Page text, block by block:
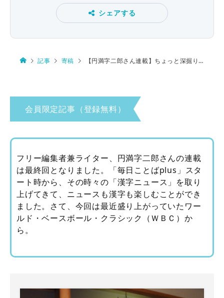
シェアする
記事 寄稿 【円満字二郎さん連載】ちょっと深掘り漢字ニュース第21回 野球のグラウンドと漢字の意味
会員限定記事（登録無料）
フリー編集者兼ライター、円満字二郎さんの連載
は最終回となりました。「毎日ことばplus」スタ
ート時から、その時々の「漢字ニュース」を取り
上げてきて、ニュースも漢字も楽しむことができ
ました。さて、今回は最近盛り上がっていたワー
ルド・ベースボール・クラシック（ＷＢＣ）か
ら。